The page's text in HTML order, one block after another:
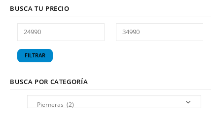
BUSCA TU PRECIO
FILTRAR
BUSCA POR CATEGORÍA